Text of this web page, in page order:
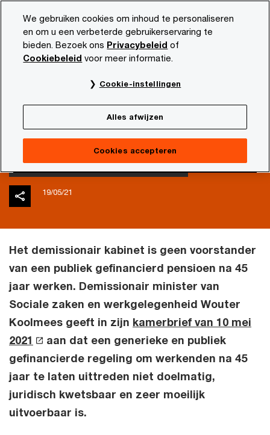
content
footer
PwC NL Actueel en publicaties Diensten en sectoren
Kabinet: geen publiek
gefinancierd pensioen
na 45 werkjaren
19/05/21
Het demissionair kabinet is geen voorstander
van een publiek gefinancierd pensioen na 45
jaar werken. Demissionair minister van
Sociale zaken en werkgelegenheid Wouter
Koolmees geeft in zijn kamerbrief van 10 mei
2021
aan dat een generieke en publiek
gefinancierde regeling om werkenden na 45
jaar te laten uittreden niet doelmatig,
juridisch kwetsbaar en zeer moeilijk
uitvoerbaar is.
We gebruiken cookies om inhoud te personaliseren
en om u een verbeterde gebruikerservaring te
bieden. Bezoek ons Privacybeleid of
Cookiebeleid voor meer informatie.
Cookie-instellingen
Alles afwijzen
Cookies accepteren